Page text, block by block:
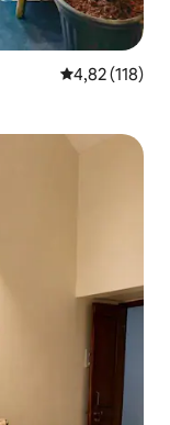
Gemiddelde
4,82 (118)